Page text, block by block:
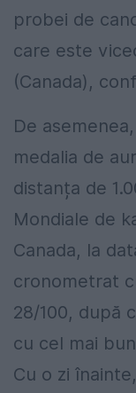
probei de
care este
(Canada),
De
medalia de
distanța de
Mondiale de
Canada, la
cronometrat
28/100, după
cu cel mai
Cu o zi